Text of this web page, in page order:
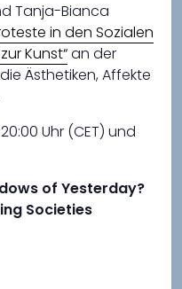
Tanja-Bianca
in den Sozialen
Kunst“an der
Ästhetiken, Affekte
Uhr (CET) und
of Yesterday?
Societies